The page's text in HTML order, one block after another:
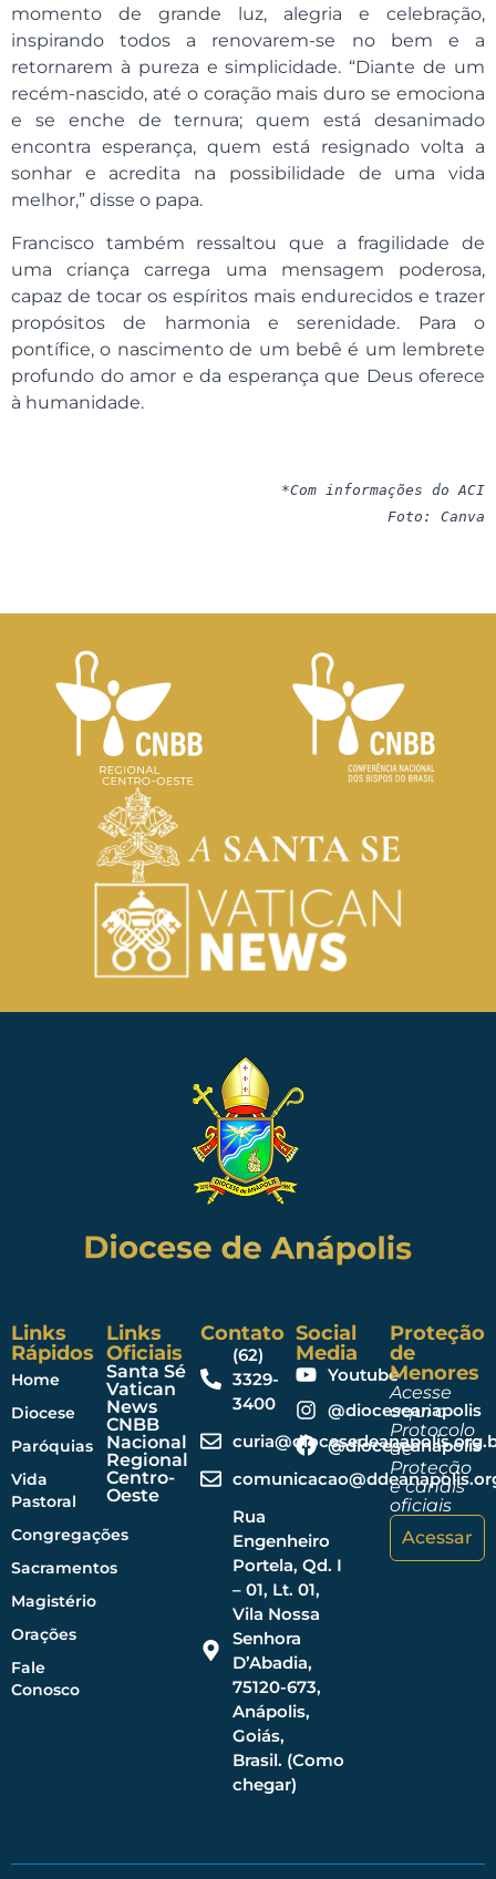
momento de grande luz, alegria e celebração,
inspirando todos a renovarem-se no bem e a
retornarem à pureza e simplicidade. “Diante de um
recém-nascido, até o coração mais duro se emociona
e se enche de ternura; quem está desanimado
encontra esperança, quem está resignado volta a
sonhar e acredita na possibilidade de uma vida
melhor,” disse o papa.
Francisco também ressaltou que a fragilidade de
uma criança carrega uma mensagem poderosa,
capaz de tocar os espíritos mais endurecidos e trazer
propósitos de harmonia e serenidade. Para o
pontífice, o nascimento de um bebê é um lembrete
profundo do amor e da esperança que Deus oferece
à humanidade.
*Com informações do ACI
Foto: Canva
Links
Rápidos
Home
Diocese
Paróquias
Vida
Pastoral
Congregações
Sacramentos
Magistério
Orações
Fale
Conosco
Links
Oficiais
Santa Sé
Vatican
News
CNBB
Nacional
Regional
Centro-
Oeste
Contato
(62)
3329-
3400
Rua
Engenheiro
Portela, Qd. I
– 01, Lt. 01,
Vila Nossa
Senhora
D’Abadia,
75120-673,
Anápolis,
Goiás,
Brasil. (Como
chegar)
Social
Media
Youtube
@dioceseanapolis
@dioceseanapolis
Proteção
de
Menores
Acesse
aqui o
Protocolo
de
Proteção
e canais
oficiais
Acessar